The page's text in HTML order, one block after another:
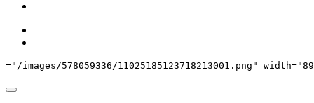
="/images/578059336/11025185123718213001.png"